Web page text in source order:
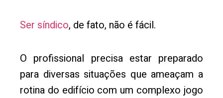
Ser síndico, de fato, não é fácil.
O profissional precisa estar preparado
para diversas situações que ameaçam a
rotina do edifício com um complexo jogo